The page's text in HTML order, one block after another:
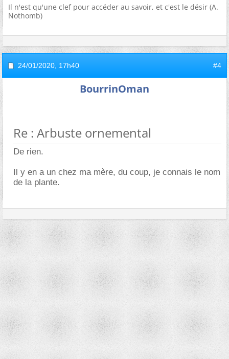
Il n'est qu'une clef pour accéder au savoir, et c'est le désir (A.
Nothomb)
24/01/2020, 17h40 #4
BourrinOman
Re : Arbuste ornemental
De rien.
Il y en a un chez ma mère, du coup, je connais le nom
de la plante.